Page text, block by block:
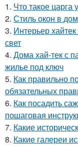
1. Что такое
2. Стиль окон в
3. Интерьер
свет
4. Дома хай-тек с
жилье под ключ
5. Как правильно
обязательных
6. Как посадить
пошаговая
7. Какие
8. Какие галереи